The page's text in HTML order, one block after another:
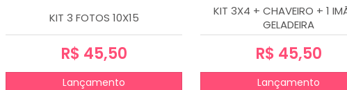
KIT 3 FOTOS 10X15
R$ 45,50
Lançamento
KIT 3X4 + CHAVEIRO + 1
GELADEIRA
R$ 45,50
Lançamento